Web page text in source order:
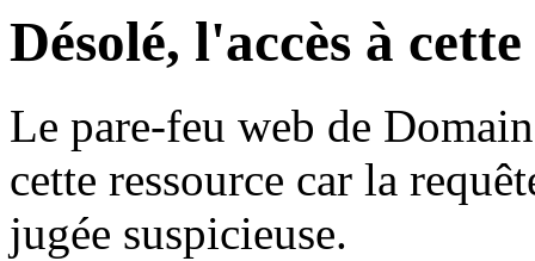
Désolé, l'accès à
Le pare-feu web de
cette ressource car la
jugée suspicieuse.